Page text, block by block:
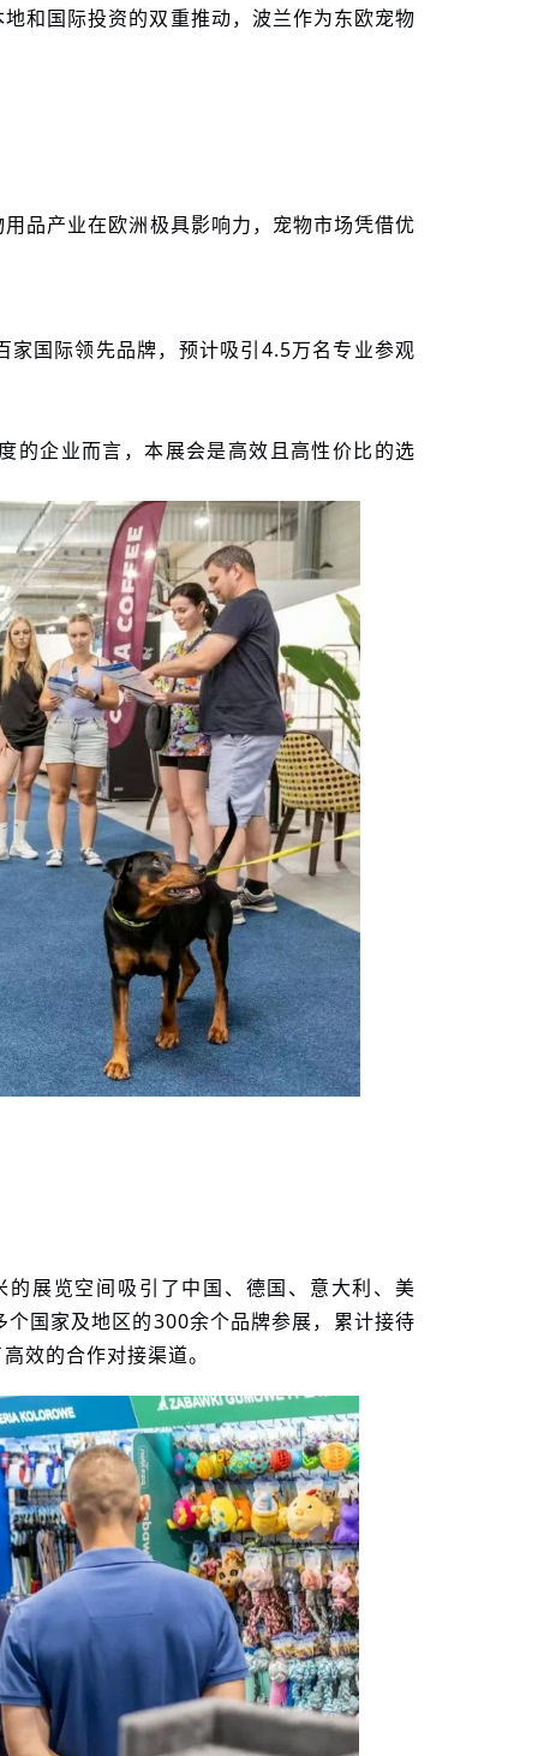
和国际投资的双重推动，波兰作为东欧宠物
品产业在欧洲极具影响力，宠物市场凭借优
国际领先品牌，预计吸引4.5万名专业参观
的企业而言，本展会是高效且高性价比的选
展览空间吸引了中国、德国、意大利、美
国家及地区的300余个品牌参展，累计接待
效的合作对接渠道。